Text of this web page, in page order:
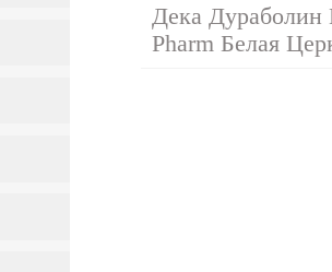
Дека Дураболин
Pharm Белая